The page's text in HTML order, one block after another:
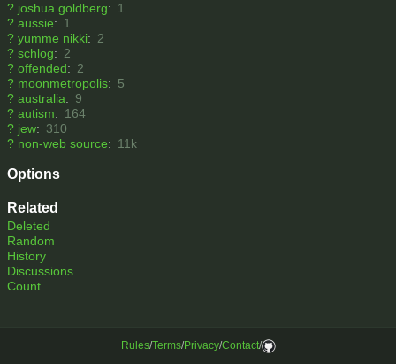
? joshua goldberg: 1
? aussie: 1
? yumme nikki: 2
? schlog: 2
? offended: 2
? moonmetropolis: 5
? australia: 9
? autism: 164
? jew: 310
? non-web source: 11k
Options
Related
Deleted
Random
History
Discussions
Count
Rules/Terms/Privacy/Contact/